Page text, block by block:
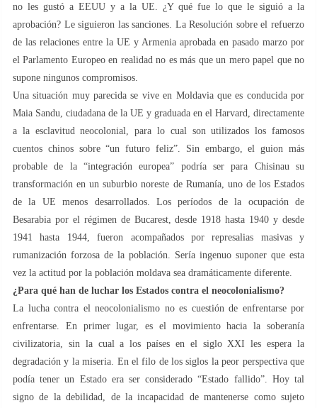
no les gustó a EEUU y a la UE. ¿Y qué fue lo que le siguió a la
aprobación? Le siguieron las sanciones. La Resolución sobre el refuerzo
de las relaciones entre la UE y Armenia aprobada en pasado marzo por
el Parlamento Europeo en realidad no es más que un mero papel que no
supone ningunos compromisos.
Una situación muy parecida se vive en Moldavia que es conducida por
Maia Sandu, ciudadana de la UE y graduada en el Harvard, directamente
a la esclavitud neocolonial, para lo cual son utilizados los famosos
cuentos chinos sobre “un futuro feliz”. Sin embargo, el guion más
probable de la “integración europea” podría ser para Chisinau su
transformación en un suburbio noreste de Rumanía, uno de los Estados
de la UE menos desarrollados. Los períodos de la ocupación de
Besarabia por el régimen de Bucarest, desde 1918 hasta 1940 y desde
1941 hasta 1944, fueron acompañados por represalias masivas y
rumanización forzosa de la población. Sería ingenuo suponer que esta
vez la actitud por la población moldava sea dramáticamente diferente.
¿Para qué han de luchar los Estados contra el neocolonialismo?
La lucha contra el neocolonialismo no es cuestión de enfrentarse por
enfrentarse. En primer lugar, es el movimiento hacia la soberanía
civilizatoria, sin la cual a los países en el siglo XXI les espera la
degradación y la miseria. En el filo de los siglos la peor perspectiva que
podía tener un Estado era ser considerado “Estado fallido”. Hoy tal
signo de la debilidad, de la incapacidad de mantenerse como sujeto